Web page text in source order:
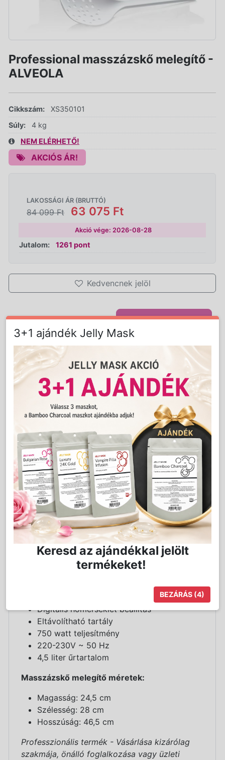
Professional masszázskő melegítő -
ALVEOLA
Cikkszám:
XS350101
Súly:
4 kg
NEM ELÉRHETŐ!
AKCIÓS ÁR!
LAKOSSÁGI ÁR (BRUTTÓ)
84 099 Ft 63 075 Ft
Akció vége: 2026-08-28
Jutalom: 1261 pont
Kedvencnek jelöl
Mennyiség: db
Nem
vásárolható!
Részletes Leírás
A Stone Therapy egy néhány évvel ezelőtt
bevezetett módszer a fizioterápiában, amely
valóban kiváló eredményt nyújt a
neuromuszkuláris rehabilitációban és az
izomtónus helyreállításában, a test és az arc
szépségének gyorsabb korrekciójában. A
Stone Therapy hasznos befejezése a már
bevált bőr- és izomformáló szépségápolási
kezeléseknél. Ez egy könnyen alkalmazható, jól
tolerálható terápia, amely jelentős, tartós
hatást biztosít már az első alkalmazásától is.
Masszázskő melegítő termékjellemzők:
Digitális hőmérséklet beállítás
Eltávolítható tartály
750 watt teljesítmény
220-230V ~ 50 Hz
4,5 liter űrtartalom
Masszázskő melegítő méretek:
Magasság: 24,5 cm
Szélesség: 28 cm
Hosszúság: 46,5 cm
Professzionális termék - Vásárlása kizárólag
szakmája, önálló foglalkozása vagy üzleti
3+1 ajándék Jelly Mask
Keresd az ajándékkal jelölt
termékeket!
BEZÁRÁS (4)